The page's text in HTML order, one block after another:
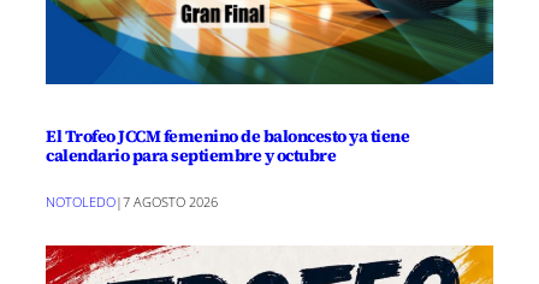
El Trofeo JCCM femenino de baloncesto ya tiene
calendario para septiembre y octubre
NOTOLEDO|7 AGOSTO 2026